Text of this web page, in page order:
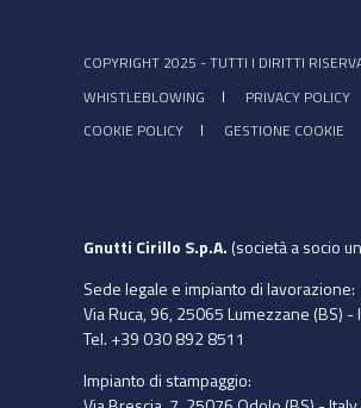
COPYRIGHT 2025 - TUTTI I DIRITTI
WHISTLEBLOWING
PRIVACY POLICY
COOKIE POLICY
GESTIONE COOKIE
Gnutti Cirillo S.p.A. (società a socio
Sede legale e impianto di lavorazione:
Via Ruca, 96, 25065 Lumezzane (BS) -
Tel. +39 030 892 8511
Impianto di stampaggio: